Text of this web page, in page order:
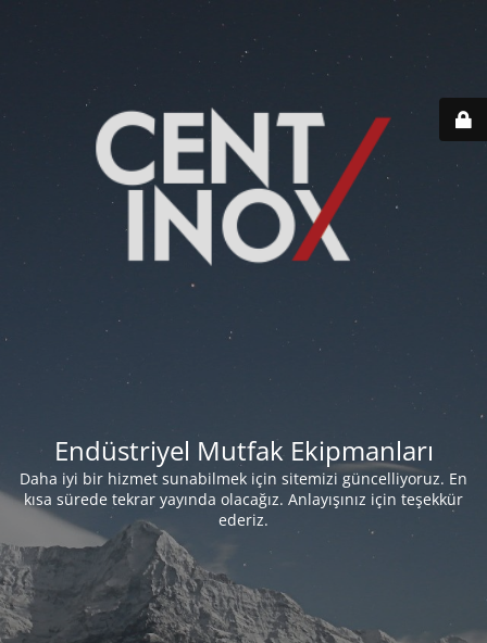
Endüstriyel Mutfak Ekipmanları
Daha iyi bir hizmet sunabilmek için sitemizi güncelliyoruz. En
kısa sürede tekrar yayında olacağız. Anlayışınız için teşekkür
ederiz.